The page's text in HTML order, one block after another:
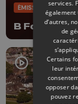
ÉMISSIONS
B Foot
services.
également
d’autres,
de
Certains
leur
opposer
pouvez